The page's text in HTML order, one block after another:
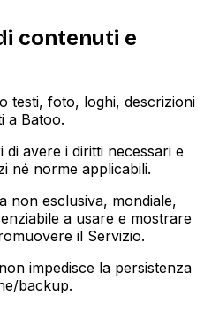
contenuti e
testi, foto, loghi, descrizioni
a Batoo.
avere i diritti necessari e
né norme applicabili.
non esclusiva, mondiale,
a usare e mostrare
il Servizio.
impedisce la persistenza
backup.